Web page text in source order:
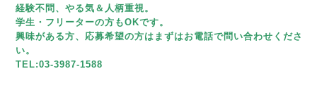
経験不問、やる気＆人柄重視。
学生・フリーターの方もOKです。
興味がある方、応募希望の方はまずはお電話で問い合わせくださ
い。
TEL:03-3987-1588